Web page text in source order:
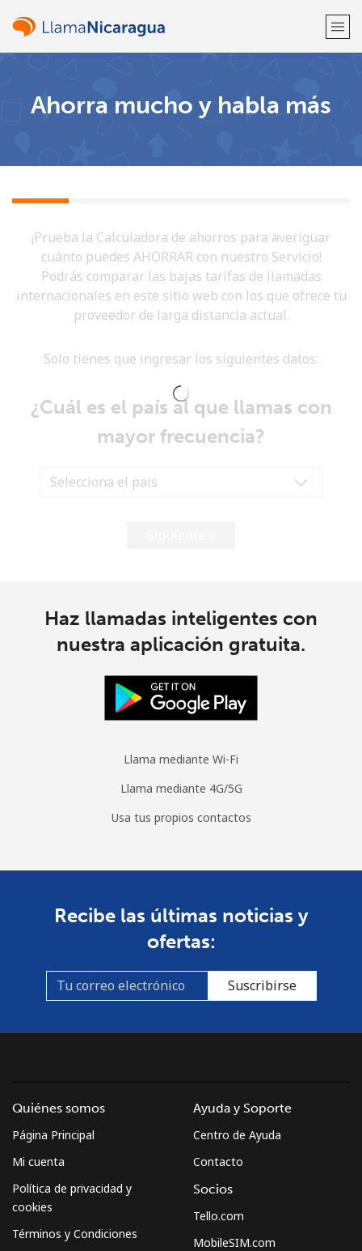
o
Mantente en contacto para recibir nuestras mejores
Términos y condiciones.
Inicia sesión oREGÍSTRATE →
Iniciar Sesión
Continuar con
Ahorra mucho y habla más
¡Prueba la Calculadora de ahorros para averiguar
cuánto puedes AHORRAR con nuestro Servicio!
Podrás comparar las bajas tarifas de llamadas
internacionales en este sitio web con los que ofrece tu
proveedor de larga distancia actual.
Solo tienes que ingresar los siguientes datos:
¿Cuál es el país al que llamas con
mayor frecuencia?
Haz llamadas inteligentes con
nuestra aplicación gratuita.
Llama mediante Wi-Fi
Llama mediante 4G/5G
Usa tus propios contactos
Recibe las últimas noticias y
ofertas:
Suscribirse
Quiénes somos
Página Principal
Mi cuenta
Política de privacidad y
cookies
Términos y Condiciones
Ayuda y Soporte
Centro de Ayuda
Contacto
Socios
Tello.com
MobileSIM.com